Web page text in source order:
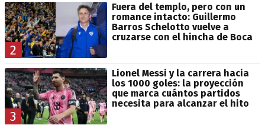
2
Fuera del templo, pero con un
romance intacto: Guillermo
Barros Schelotto vuelve a
cruzarse con el hincha de Boca
3
Lionel Messi y la carrera hacia
los 1000 goles: la proyección
que marca cuántos partidos
necesita para alcanzar el hito